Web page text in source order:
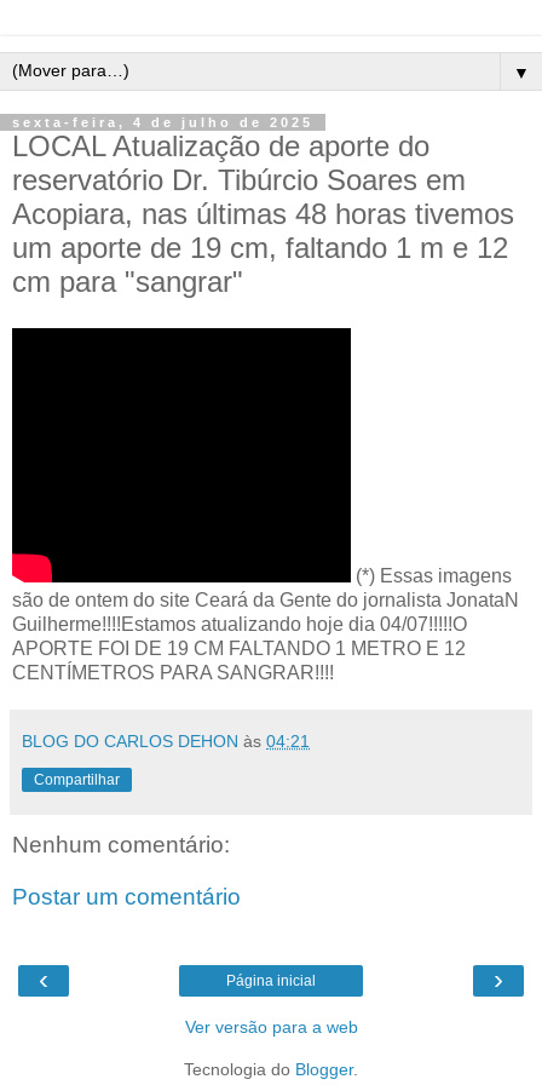
▼
sexta-feira, 4 de julho de 2025
LOCAL Atualização de aporte do
reservatório Dr. Tibúrcio Soares em
Acopiara, nas últimas 48 horas tivemos
um aporte de 19 cm, faltando 1 m e 12
cm para "sangrar"
(*) Essas imagens
são de ontem do site Ceará da Gente do jornalista JonataN
Guilherme!!!!Estamos atualizando hoje dia 04/07!!!!!O
APORTE FOI DE 19 CM FALTANDO 1 METRO E 12
CENTÍMETROS PARA SANGRAR!!!!
BLOG DO CARLOS DEHON às 04:21
Compartilhar
Nenhum comentário:
Postar um comentário
‹ ›
Página inicial
Ver versão para a web
Tecnologia do Blogger.